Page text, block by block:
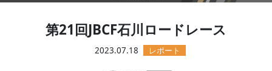
チーム・選手
第21回JBCF石川ロードレース
2023.07.18